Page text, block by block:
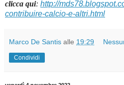
clicca qui: http://
contribuire-calcio-e-altri.html
Marco De Santis alle 19:29
Condividi